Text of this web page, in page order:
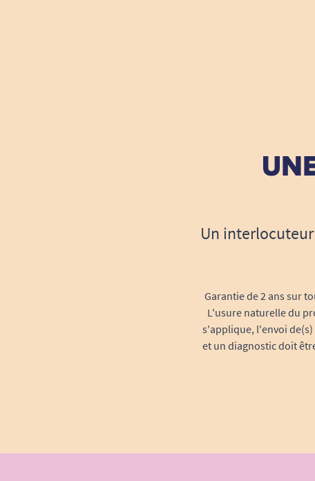
Un
Garantie de 2 ans sur
L'usure naturelle du
s'applique, l'envoi
et un diagnostic doit